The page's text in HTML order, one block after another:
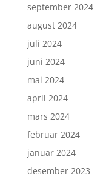
september 2024
august 2024
juli 2024
juni 2024
mai 2024
april 2024
mars 2024
februar 2024
januar 2024
desember 2023